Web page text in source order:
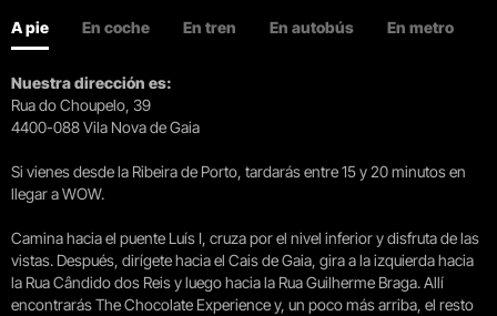
A pie En coche En tren En autobús En metro
Nuestra dirección es:
Rua do Choupelo, 39
4400-088 Vila Nova de Gaia
Si vienes desde la Ribeira de Porto, tardarás entre 15 y 20 minutos en
llegar a WOW.
Camina hacia el puente Luís I, cruza por el nivel inferior y disfruta de las
vistas. Después, dirígete hacia el Cais de Gaia, gira a la izquierda hacia
la Rua Cândido dos Reis y luego hacia la Rua Guilherme Braga. Allí
encontrarás The Chocolate Experience y, un poco más arriba, el resto